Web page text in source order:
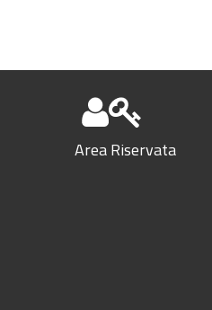
Area Riservata